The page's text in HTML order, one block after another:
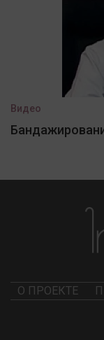
Видео
О ПРОЕКТЕ